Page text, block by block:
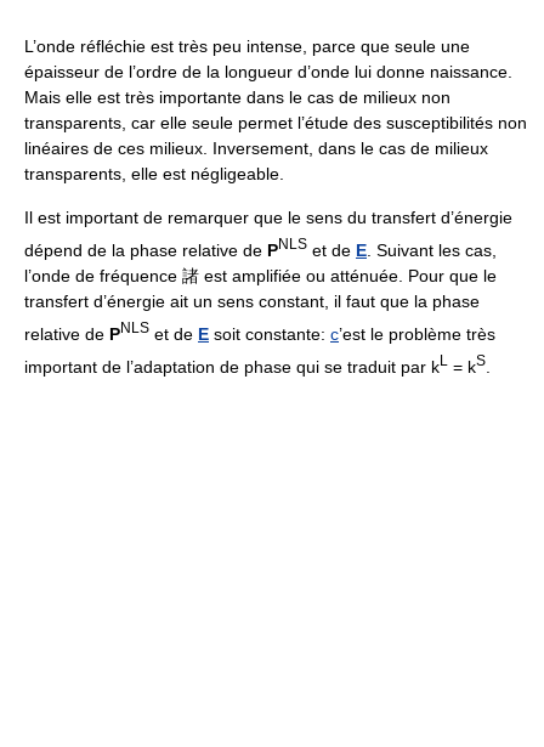
L’onde réfléchie est très peu intense, parce que seule une
épaisseur de l’ordre de la longueur d’onde lui donne naissance.
Mais elle est très importante dans le cas de milieux non
transparents, car elle seule permet l’étude des susceptibilités non
linéaires de ces milieux. Inversement, dans le cas de milieux
transparents, elle est négligeable.
Il est important de remarquer que le sens du transfert d’énergie
dépend de la phase relative de PNLS et de E . Suivant les cas,
l’onde de fréquence 諸 est amplifiée ou atténuée. Pour que le
transfert d’énergie ait un sens constant, il faut que la phase
relative de PNLS et de E soit constante: c’est le problème très
important de l’adaptation de phase qui se traduit par kL = kS